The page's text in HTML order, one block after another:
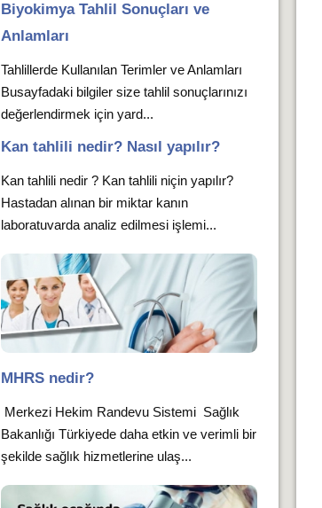
Biyokimya Tahlil Sonuçları ve
Anlamları
Tahlillerde Kullanılan Terimler ve Anlamları
Busayfadaki bilgiler size tahlil sonuçlarınızı
değerlendirmek için yard...
Kan tahlili nedir? Nasıl yapılır?
Kan tahlili nedir ? Kan tahlili niçin yapılır?
Hastadan alınan bir miktar kanın
laboratuvarda analiz edilmesi işlemi...
MHRS nedir?
Merkezi Hekim Randevu Sistemi Sağlık
Bakanlığı Türkiyede daha etkin ve verimli bir
şekilde sağlık hizmetlerine ulaş...